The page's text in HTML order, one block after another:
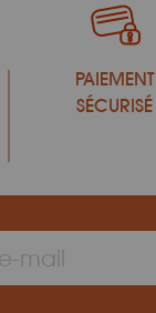
PAIEMENT
SÉCURISÉ